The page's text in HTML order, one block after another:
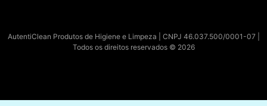
AutentiClean Produtos de Higiene e Limpeza | CNPJ 46.037.500/0001-07 |
Todos os direitos reservados © 2026